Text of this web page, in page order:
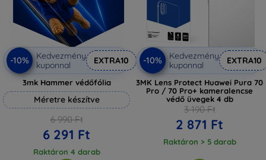
-10%
Kedvezmény
kuponnal
EXTRA10
3mk Hammer védőfólia
Méretre készítve
6 990 Ft
6 291 Ft
Raktáron 4 darab
-10%
Kedvezmény
kuponnal
EXTRA10
3MK Lens Protect Huawei Pura 70
Pro / 70 Pro+ kameralencse
védő üvegek 4 db
3 190 Ft
2 871 Ft
Raktáron > 5 darab